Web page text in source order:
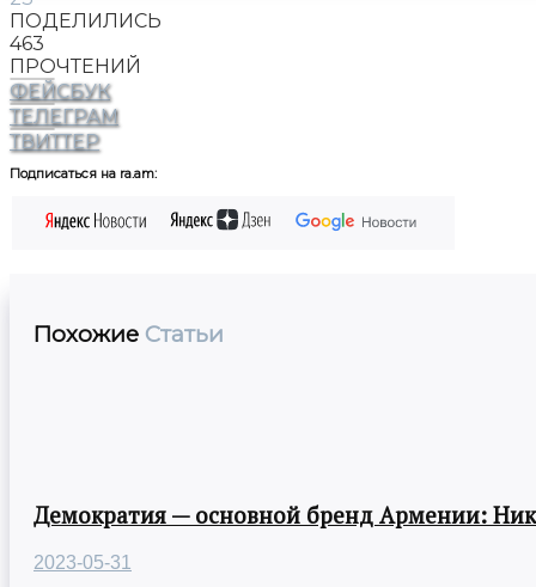
ПОДЕЛИЛИСЬ
463
ПРОЧТЕНИЙ
ФЕЙСБУК
ТЕЛЕГРАМ
ТВИТТЕР
Подписаться на ra.am:
Похожие Статьи
Демократия — основной бренд Армении:
2023-05-31